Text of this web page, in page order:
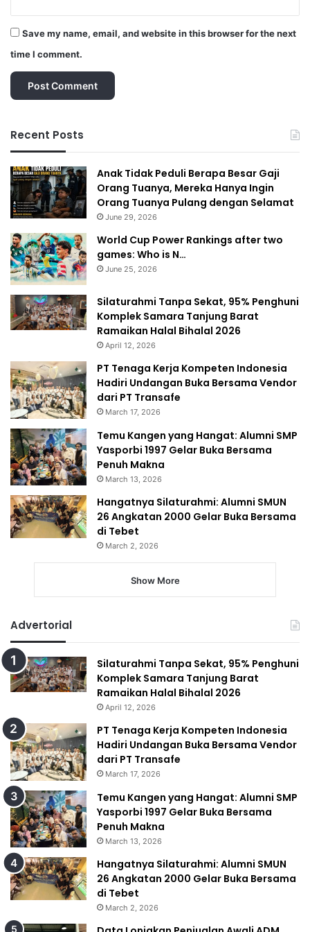
Save my name, email, and website in this browser for the next
time I comment.
Recent Posts
Anak Tidak Peduli Berapa Besar Gaji
Orang Tuanya, Mereka Hanya Ingin
Orang Tuanya Pulang dengan Selamat
June 29, 2026
World Cup Power Rankings after two
games: Who is N…
June 25, 2026
Silaturahmi Tanpa Sekat, 95% Penghuni
Komplek Samara Tanjung Barat
Ramaikan Halal Bihalal 2026
April 12, 2026
PT Tenaga Kerja Kompeten Indonesia
Hadiri Undangan Buka Bersama Vendor
dari PT Transafe
March 17, 2026
Temu Kangen yang Hangat: Alumni SMP
Yasporbi 1997 Gelar Buka Bersama
Penuh Makna
March 13, 2026
Hangatnya Silaturahmi: Alumni SMUN
26 Angkatan 2000 Gelar Buka Bersama
di Tebet
March 2, 2026
Show More
Advertorial
Silaturahmi Tanpa Sekat, 95% Penghuni
Komplek Samara Tanjung Barat
Ramaikan Halal Bihalal 2026
April 12, 2026
PT Tenaga Kerja Kompeten Indonesia
Hadiri Undangan Buka Bersama Vendor
dari PT Transafe
March 17, 2026
Temu Kangen yang Hangat: Alumni SMP
Yasporbi 1997 Gelar Buka Bersama
Penuh Makna
March 13, 2026
Hangatnya Silaturahmi: Alumni SMUN
26 Angkatan 2000 Gelar Buka Bersama
di Tebet
March 2, 2026